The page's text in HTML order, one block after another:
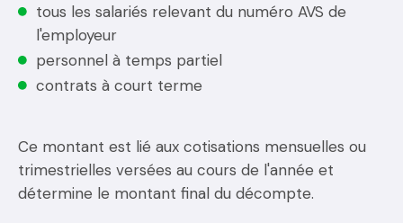
tous les salariés relevant du numéro AVS de
l'employeur
personnel à temps partiel
contrats à court terme
Ce montant est lié aux cotisations mensuelles ou
trimestrielles versées au cours de l'année et
détermine le montant final du décompte.